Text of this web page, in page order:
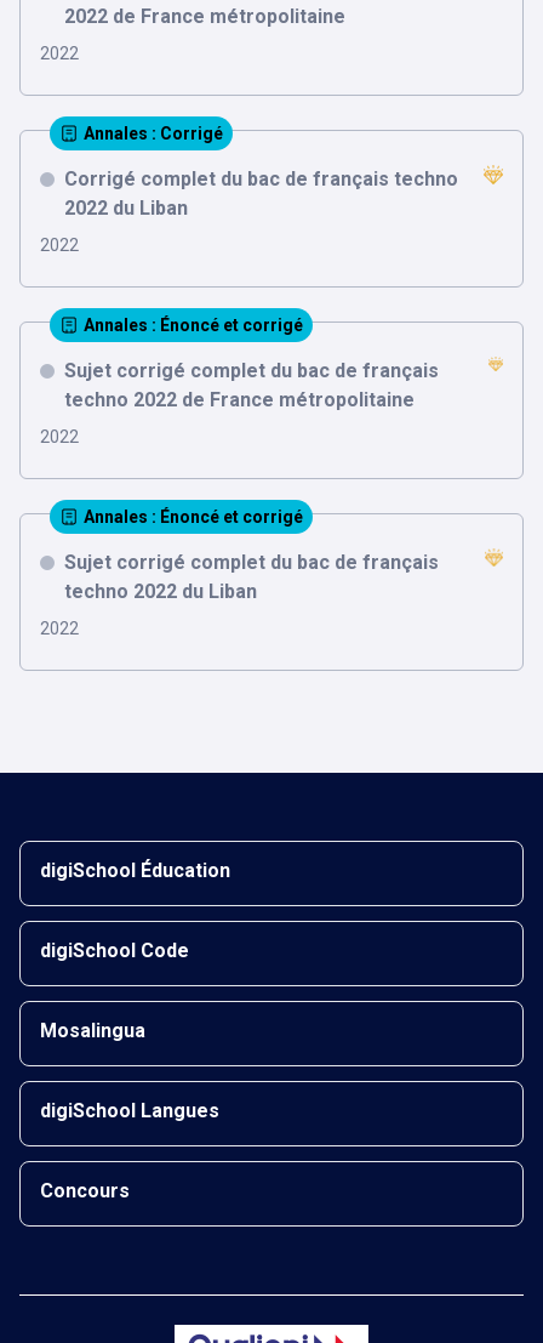
2022 de France métropolitaine
2022
Annales : Corrigé
Corrigé complet du bac de français techno
2022 du Liban
2022
Annales : Énoncé et corrigé
Sujet corrigé complet du bac de français
techno 2022 de France métropolitaine
2022
Annales : Énoncé et corrigé
Sujet corrigé complet du bac de français
techno 2022 du Liban
2022
digiSchool Éducation
digiSchool Code
Mosalingua
digiSchool Langues
Concours